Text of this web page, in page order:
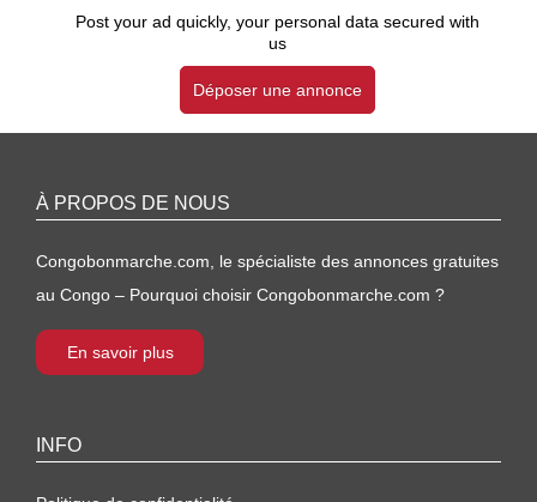
Post your ad quickly, your personal data secured with
us
Déposer une annonce
À PROPOS DE NOUS
Congobonmarche.com, le spécialiste des annonces gratuites
au Congo – Pourquoi choisir Congobonmarche.com ?
En savoir plus
INFO